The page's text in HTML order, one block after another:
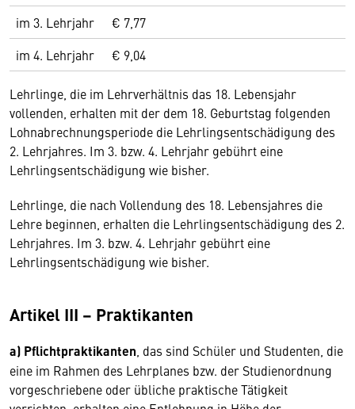
im 3. Lehrjahr
€ 7,77
im 4. Lehrjahr
€ 9,04
Lehrlinge, die im Lehrverhältnis das 18. Lebensjahr
vollenden, erhalten mit der dem 18. Geburtstag folgenden
Lohnabrechnungsperiode die Lehrlingsentschädigung des
2. Lehrjahres. Im 3. bzw. 4. Lehrjahr gebührt eine
Lehrlingsentschädigung wie bisher.
Lehrlinge, die nach Vollendung des 18. Lebensjahres die
Lehre beginnen, erhalten die Lehrlingsentschädigung des 2.
Lehrjahres. Im 3. bzw. 4. Lehrjahr gebührt eine
Lehrlingsentschädigung wie bisher.
Artikel III – Praktikanten
a) Pflichtpraktikanten , das sind Schüler und Studenten, die
eine im Rahmen des Lehrplanes bzw. der Studienordnung
vorgeschriebene oder übliche praktische Tätigkeit